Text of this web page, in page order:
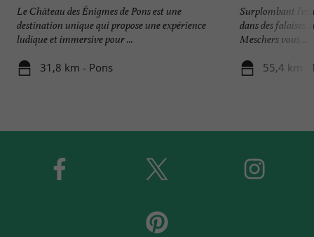
Le Château des Énigmes de Pons est une
destination unique qui propose une expérience
ludique et immersive pour ...
31,8 km - Pons
Surplombant
dans des falaises
Meschers vous ...
55,4 km -